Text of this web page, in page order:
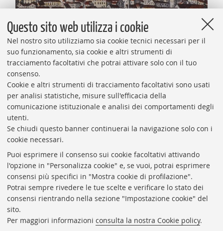
Questo sito web utilizza i cookie
Nel nostro sito utilizziamo sia cookie tecnici necessari per il
suo funzionamento, sia cookie e altri strumenti di
tracciamento facoltativi che potrai attivare solo con il tuo
consenso.
Cookie e altri strumenti di tracciamento facoltativi sono usati
per analisi statistiche, misure sull'efficacia della
comunicazione istituzionale e analisi dei comportamenti degli
utenti.
Se chiudi questo banner continuerai la navigazione solo con i
cookie necessari.
Puoi esprimere il consenso sui cookie facoltativi attivando
l'opzione in "Personalizza cookie" e, se vuoi, potrai esprimere
consensi più specifici in "Mostra cookie di profilazione".
Potrai sempre rivedere le tue scelte e verificare lo stato dei
consensi rientrando nella sezione "Impostazione cookie" del
sito.
Per maggiori informazioni consulta la nostra Cookie policy.
SOCIETÀ
Bologna University Press, stop ai licenziamenti
Salvi i dipendenti, nuovo piano basato su
ammortizzatori sociali e ricollocamento volontario
26 Maggio 2026 Edoardo Cassanelli
«
Indietro
Indietro
Redazione
Contatti